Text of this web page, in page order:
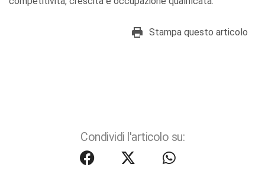
Stampa questo articolo
Condividi l'articolo su: